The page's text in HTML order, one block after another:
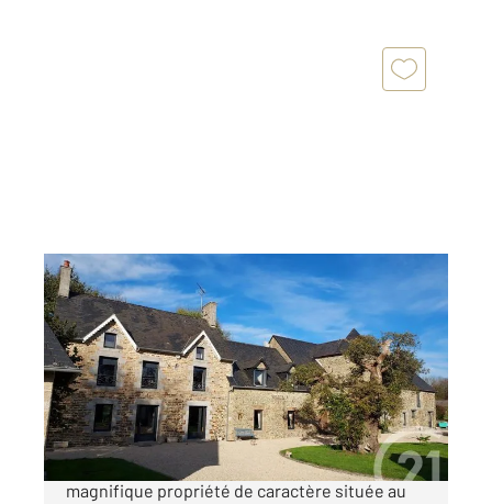
Manche 50
580 m2, 13 pièces
Ref : 44916
Maison à vendre
1 820 000 €
CENTURY 21 Royer Immo vous présente une
magnifique propriété de caractère située au